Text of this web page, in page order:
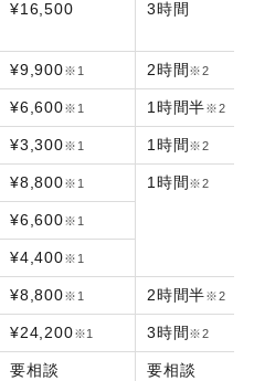
¥16,500 3時間
¥9,900※1 2時間 ※2
¥6,600※1 1時間半※2
¥3,300※1 1時間 ※2
¥8,800※1 1時間 ※2
¥6,600※1
¥4,400※1
¥8,800※1 2時間半※2
¥24,200※1 3時間 ※2
要相談 要相談